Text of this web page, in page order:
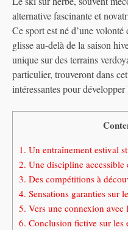
alternative fascinante et
Ce sport est né d’une
glisse au-delà de la saison
unique sur des terrains
particulier, trouveront dans
intéressantes pour
1. Un entraînement estival
2. Une discipline accessible
3. Des compétitions à
4. Sensations garanties sur
5. Vers une connexion avec
6. Conclusion fictive sur les